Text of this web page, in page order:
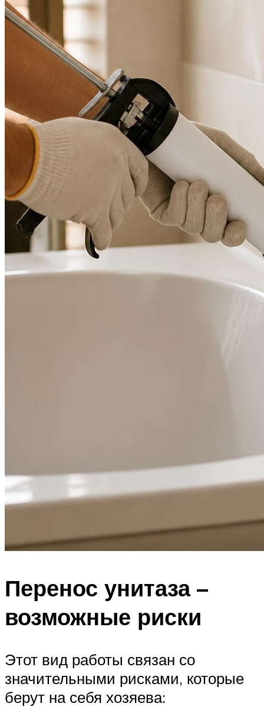
Перенос унитаза –
возможные риски
Этот вид работы связан со
значительными рисками, которые
берут на себя хозяева: